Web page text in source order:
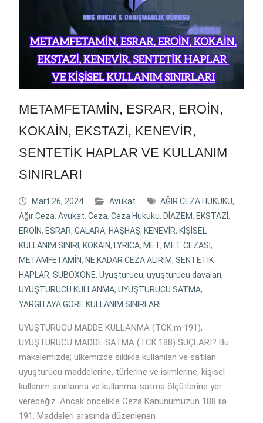
METAMFETAMİN, ESRAR, EROİN,
KOKAİN, EKSTAZİ, KENEVİR,
SENTETİK HAPLAR VE KULLANIM
SINIRLARI
Mart 26, 2024 Avukat AĞIR CEZA HUKUKU,
Ağır Ceza, Avukat, Ceza, Ceza Hukuku, DİAZEM, EKSTAZİ ,
EROİN, ESRAR, GALARA, HAŞHAŞ, KENEVİR, KİŞİSEL
KULLANIM SINIRI , KOKAİN, LYRİCA, MET, MET CEZASI ,
METAMFETAMİN, NE KADAR CEZA ALIRIM, SENTETİK
HAPLAR, SUBOXONE, Uyuşturucu, uyuşturucu davaları,
UYUŞTURUCU KULLANMA, UYUŞTURUCU SATMA,
YARGITAYA GÖRE KULLANIM SINIRLARI
UYUŞTURUCU MADDE KULLANMA (TCK:m 191),
UYUŞTURUCU MADDE SATMA (TCK:188) SUÇLARI? Bu
makalemizde; ülkemizde sıklıkla kullanılan ve satılan
uyuşturucu maddelerine, türlerine ve isimlerine, kişisel
kullanım sınırlarına ve kullanma-satma ölçütlerine yer
vereceğiz. Ancak öncelikle Ceza Kanunumuzun 188 ila
191. Maddeleri arasında düzenlenen